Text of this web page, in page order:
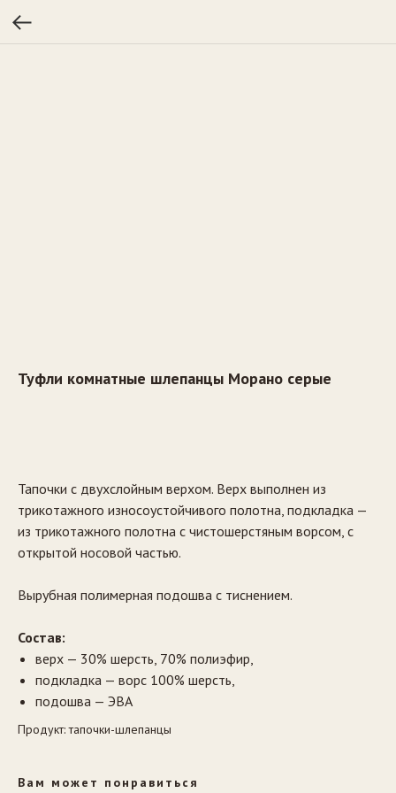
Туфли комнатные шлепанцы Морано серые
Тапочки с двухслойным верхом. Верх выполнен из
трикотажного износоустойчивого полотна, подкладка —
из трикотажного полотна с чистошерстяным ворсом, с
открытой носовой частью.
Вырубная полимерная подошва с тиснением.
Состав:
верх — 30% шерсть, 70% полиэфир,
подкладка — ворс 100% шерсть,
подошва — ЭВА
Продукт: тапочки-шлепанцы
Вам может понравиться